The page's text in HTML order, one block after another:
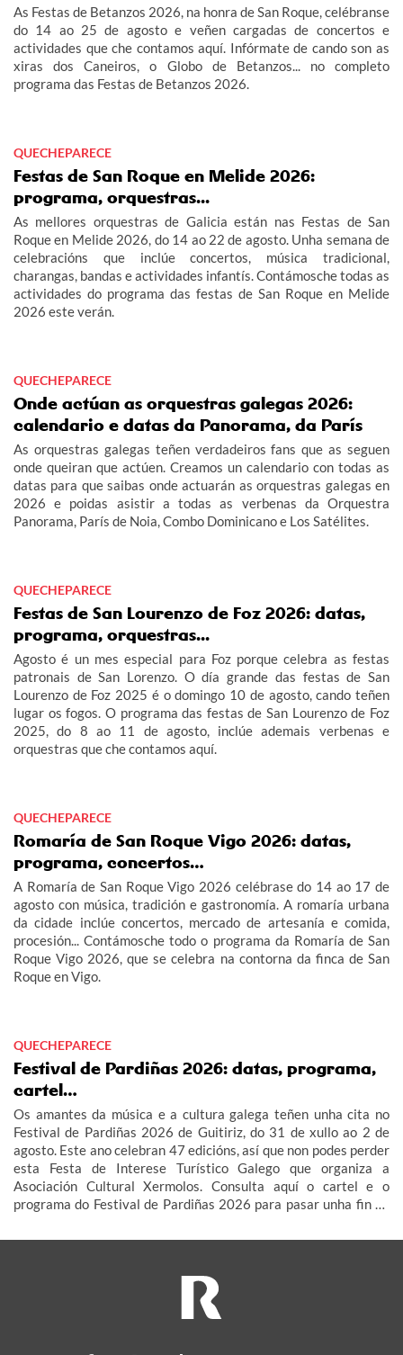
As Festas de Betanzos 2026, na honra de San Roque, celébranse
do 14 ao 25 de agosto e veñen cargadas de concertos e
actividades que che contamos aquí. Infórmate de cando son as
xiras dos Caneiros, o Globo de Betanzos... no completo
programa das Festas de Betanzos 2026.
QUECHEPARECE
Festas de San Roque en Melide 2026:
programa, orquestras...
As mellores orquestras de Galicia están nas Festas de San
Roque en Melide 2026, do 14 ao 22 de agosto. Unha semana de
celebracións que inclúe concertos, música tradicional,
charangas, bandas e actividades infantís. Contámosche todas as
actividades do programa das festas de San Roque en Melide
2026 este verán.
QUECHEPARECE
Onde actúan as orquestras galegas 2026:
calendario e datas da Panorama, da París
As orquestras galegas teñen verdadeiros fans que as seguen
onde queiran que actúen. Creamos un calendario con todas as
datas para que saibas onde actuarán as orquestras galegas en
2026 e poidas asistir a todas as verbenas da Orquestra
Panorama, París de Noia, Combo Dominicano e Los Satélites.
QUECHEPARECE
Festas de San Lourenzo de Foz 2026: datas,
programa, orquestras...
Agosto é un mes especial para Foz porque celebra as festas
patronais de San Lorenzo. O día grande das festas de San
Lourenzo de Foz 2025 é o domingo 10 de agosto, cando teñen
lugar os fogos. O programa das festas de San Lourenzo de Foz
2025, do 8 ao 11 de agosto, inclúe ademais verbenas e
orquestras que che contamos aquí.
QUECHEPARECE
Romaría de San Roque Vigo 2026: datas,
programa, concertos…
A Romaría de San Roque Vigo 2026 celébrase do 14 ao 17 de
agosto con música, tradición e gastronomía. A romaría urbana
da cidade inclúe concertos, mercado de artesanía e comida,
procesión... Contámosche todo o programa da Romaría de San
Roque Vigo 2026, que se celebra na contorna da finca de San
Roque en Vigo.
QUECHEPARECE
Festival de Pardiñas 2026: datas, programa,
cartel…
Os amantes da música e a cultura galega teñen unha cita no
Festival de Pardiñas 2026 de Guitiriz, do 31 de xullo ao 2 de
agosto. Este ano celebran 47 edicións, así que non podes perder
esta Festa de Interese Turístico Galego que organiza a
Asociación Cultural Xermolos. Consulta aquí o cartel e o
programa do Festival de Pardiñas 2026 para pasar unha fin de